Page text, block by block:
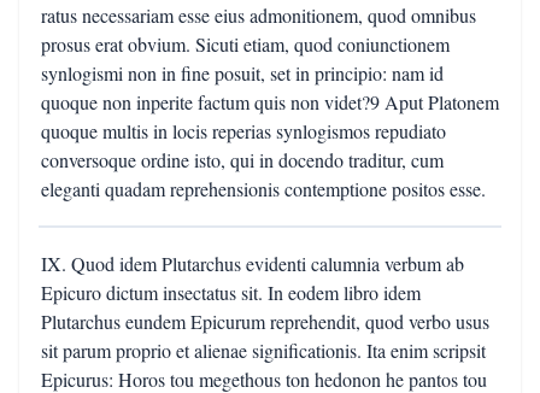
ratus necessariam esse eius admonitionem, quod omnibus
prosus erat obvium. Sicuti etiam, quod coniunctionem
synlogismi non in fine posuit, set in principio: nam id
quoque non inperite factum quis non videt?9 Aput Platonem
quoque multis in locis reperias synlogismos repudiato
conversoque ordine isto, qui in docendo traditur, cum
eleganti quadam reprehensionis contemptione positos esse.
IX. Quod idem Plutarchus evidenti calumnia verbum ab
Epicuro dictum insectatus sit. In eodem libro idem
Plutarchus eundem Epicurum reprehendit, quod verbo usus
sit parum proprio et alienae significationis. Ita enim scripsit
Epicurus: Horos tou megethous ton hedonon he pantos tou